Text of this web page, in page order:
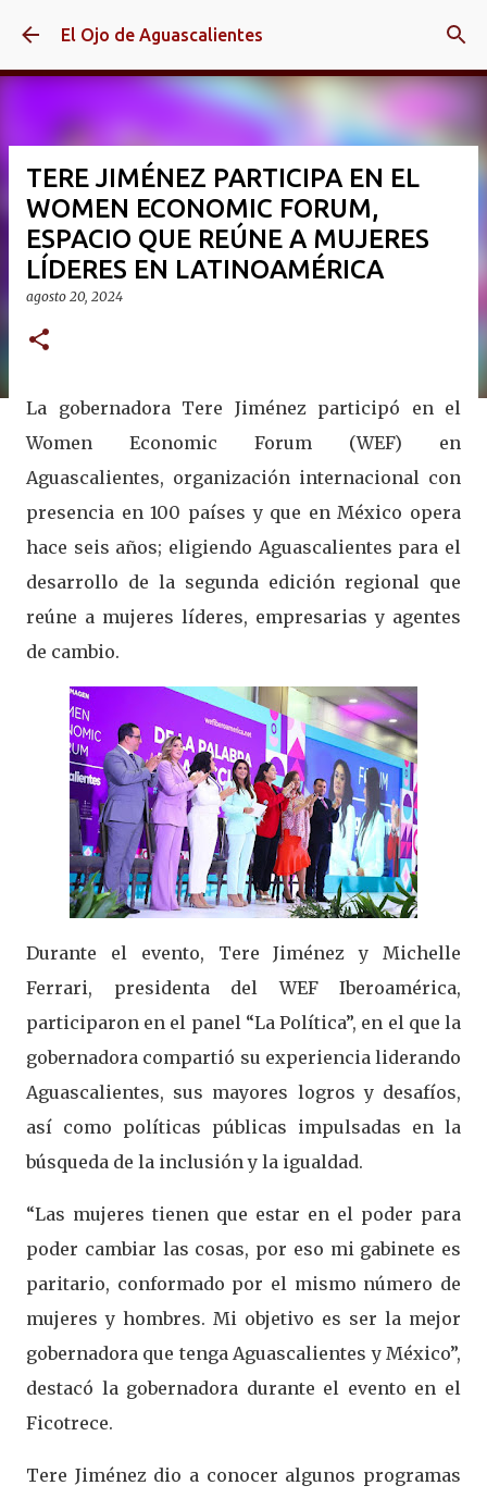
Ir al contenido principal
El Ojo de Aguascalientes
TERE JIMÉNEZ PARTICIPA EN EL
WOMEN ECONOMIC FORUM,
ESPACIO QUE REÚNE A MUJERES
LÍDERES EN LATINOAMÉRICA
agosto 20, 2024
La gobernadora Tere Jiménez participó en el
Women Economic Forum (WEF) en
Aguascalientes, organización internacional con
presencia en 100 países y que en México opera
hace seis años; eligiendo Aguascalientes para el
desarrollo de la segunda edición regional que
reúne a mujeres líderes, empresarias y agentes
de cambio.
Durante el evento, Tere Jiménez y Michelle
Ferrari, presidenta del WEF Iberoamérica,
participaron en el panel “La Política”, en el que la
gobernadora compartió su experiencia liderando
Aguascalientes, sus mayores logros y desafíos,
así como políticas públicas impulsadas en la
búsqueda de la inclusión y la igualdad.
“Las mujeres tienen que estar en el poder para
poder cambiar las cosas, por eso mi gabinete es
paritario, conformado por el mismo número de
mujeres y hombres. Mi objetivo es ser la mejor
gobernadora que tenga Aguascalientes y México”,
destacó la gobernadora durante el evento en el
Ficotrece.
Tere Jiménez dio a conocer algunos programas